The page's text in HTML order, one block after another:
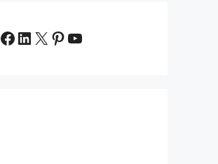
Facebook
LinkedIn
X Pinterest
YouTube